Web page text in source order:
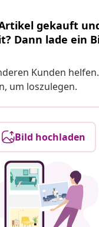
gekauft
Dann lade ein
Kunden
um loszulegen.
Bild hochladen